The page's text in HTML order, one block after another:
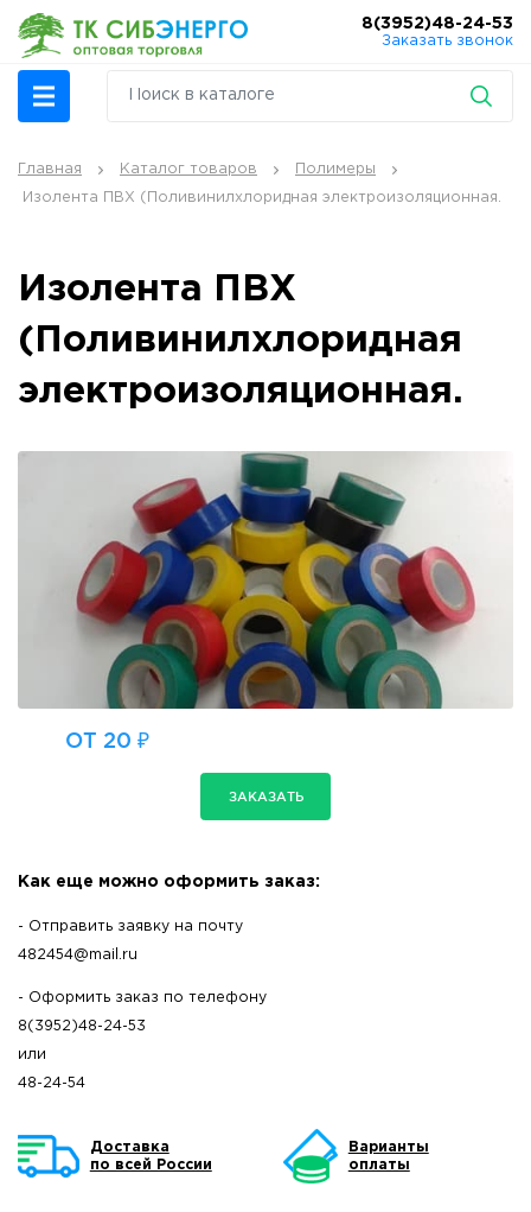
8(3952)48-24-53
Заказать звонок
Главная Каталог товаров Полимеры
Изолента ПВХ (Поливинилхлоридная электроизоляционная.
Изолента ПВХ
(Поливинилхлоридная
электроизоляционная.
ОТ 20 ₽
ЗАКАЗАТЬ
Как еще можно оформить заказ:
- Отправить заявку на почту
482454@mail.ru
- Оформить заказ по телефону
8(3952)48-24-53
или
48-24-54
Доставка
по всей России
Варианты
оплаты